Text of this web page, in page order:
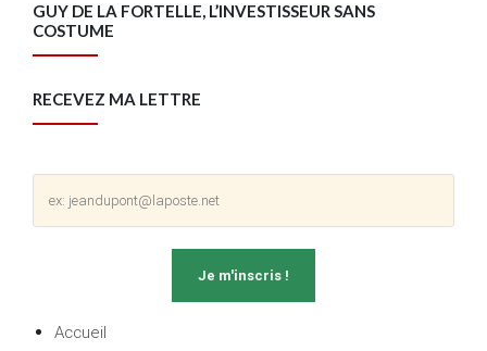
GUY DE LA FORTELLE, L’INVESTISSEUR SANS
COSTUME
RECEVEZ MA LETTRE
Accueil